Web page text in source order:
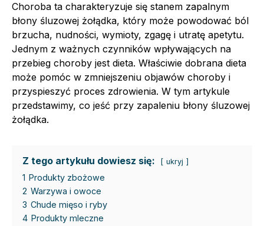
Choroba ta charakteryzuje się stanem zapalnym
błony śluzowej żołądka, który może powodować ból
brzucha, nudności, wymioty, zgagę i utratę apetytu.
Jednym z ważnych czynników wpływających na
przebieg choroby jest dieta. Właściwie dobrana dieta
może pomóc w zmniejszeniu objawów choroby i
przyspieszyć proces zdrowienia. W tym artykule
przedstawimy, co jeść przy zapaleniu błony śluzowej
żołądka.
Z tego artykułu dowiesz się: ukryj
1 Produkty zbożowe
2 Warzywa i owoce
3 Chude mięso i ryby
4 Produkty mleczne